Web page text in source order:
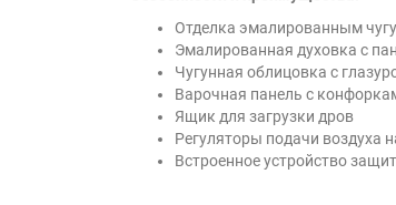
Отделка эмалированным
Эмалированная духовка с
Чугунная облицовка с
Варочная панель с
Ящик для загрузки дров
Регуляторы подачи воздуха
Встроенное устройство